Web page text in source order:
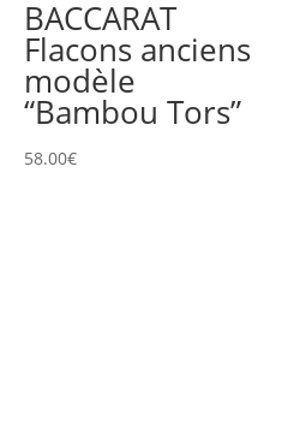
BACCARAT
Flacons anciens
modèle
“Bambou Tors”
58.00€